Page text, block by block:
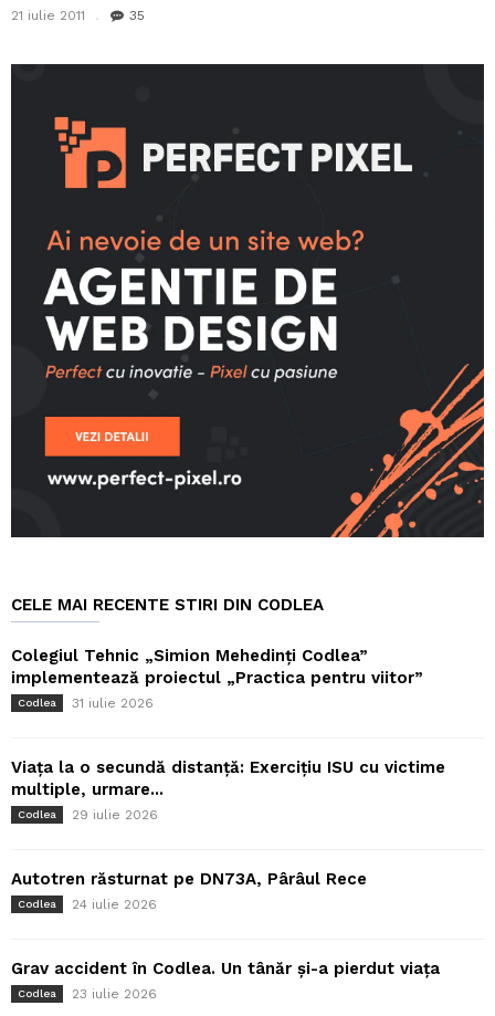
21 iulie 2011 35
CELE MAI RECENTE STIRI DIN CODLEA
Colegiul Tehnic „Simion Mehedinți Codlea”
implementează proiectul „Practica pentru viitor”
Codlea 31 iulie 2026
Viața la o secundă distanță: Exercițiu ISU cu victime
multiple, urmare...
Codlea 29 iulie 2026
Autotren răsturnat pe DN73A, Pârâul Rece
Codlea 24 iulie 2026
Grav accident în Codlea. Un tânăr și-a pierdut viața
Codlea 23 iulie 2026